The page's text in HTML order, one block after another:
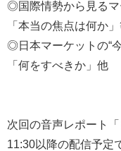
◎国際情勢から見るマ
「本当の焦点は何か
◎日本マーケットの“今
「何をすべきか」他
次回の音声レポート
11:30以降の配信予定